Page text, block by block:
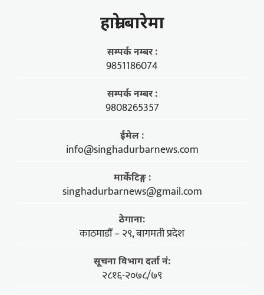
हाम्राे बारेमा
सम्पर्क नम्बर :
9851186074
सम्पर्क नम्बर :
9808265357
ईमेल :
info@singhadurbarnews.com
मार्केटिङ्ग :
singhadurbarnews@gmail.com
ठेगाना:
काठमाडौँ – २९, बागमती प्रदेश
सूचना विभाग दर्ता नं:
२८१६-२०७८/७९